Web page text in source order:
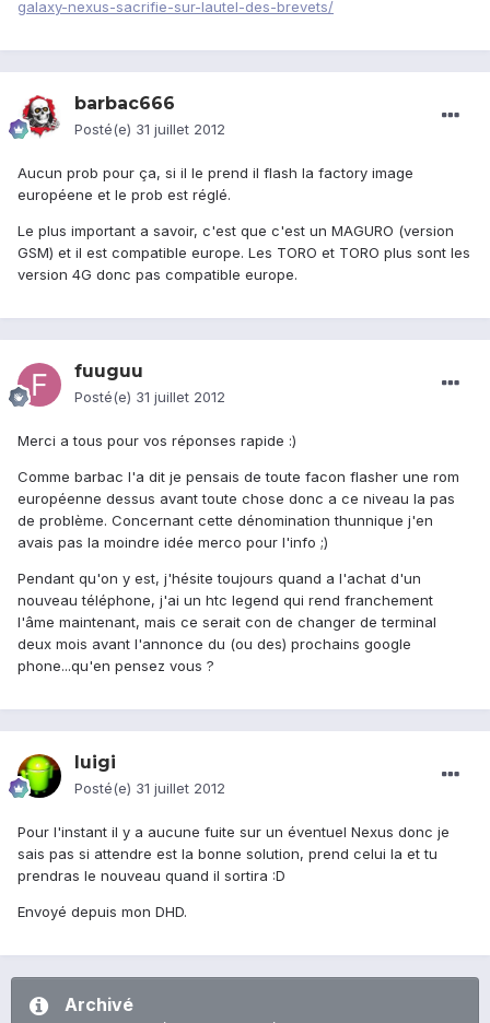
galaxy-nexus-sacrifie-sur-lautel-des-brevets/
barbac666
Posté(e) 31 juillet 2012
Aucun prob pour ça, si il le prend il flash la factory image
européene et le prob est réglé.
Le plus important a savoir, c'est que c'est un MAGURO (version
GSM) et il est compatible europe. Les TORO et TORO plus sont les
version 4G donc pas compatible europe.
fuuguu
Posté(e) 31 juillet 2012
Merci a tous pour vos réponses rapide :)
Comme barbac l'a dit je pensais de toute facon flasher une rom
européenne dessus avant toute chose donc a ce niveau la pas
de problème. Concernant cette dénomination thunnique j'en
avais pas la moindre idée merco pour l'info ;)
Pendant qu'on y est, j'hésite toujours quand a l'achat d'un
nouveau téléphone, j'ai un htc legend qui rend franchement
l'âme maintenant, mais ce serait con de changer de terminal
deux mois avant l'annonce du (ou des) prochains google
phone...qu'en pensez vous ?
luigi
Posté(e) 31 juillet 2012
Pour l'instant il y a aucune fuite sur un éventuel Nexus donc je
sais pas si attendre est la bonne solution, prend celui la et tu
prendras le nouveau quand il sortira :D
Envoyé depuis mon DHD.
Archivé